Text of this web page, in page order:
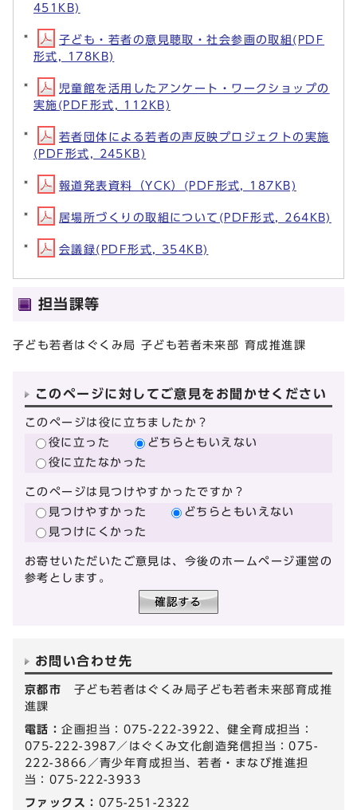
451KB)
子ども・若者の意見聴取・社会参画の取組(PDF
形式, 178KB)
児童館を活用したアンケート・ワークショップの
実施(PDF形式, 112KB)
若者団体による若者の声反映プロジェクトの実施
(PDF形式, 245KB)
報道発表資料（YCK）(PDF形式, 187KB)
居場所づくりの取組について(PDF形式, 264KB)
会議録(PDF形式, 354KB)
担当課等
子ども若者はぐくみ局 子ども若者未来部 育成推進課
このページに対してご意見をお聞かせください
このページは役に立ちましたか？
役に立った
どちらともいえない
役に立たなかった
このページは見つけやすかったですか？
見つけやすかった
どちらともいえない
見つけにくかった
お寄せいただいたご意見は、今後のホームページ運営の
参考とします。
お問い合わせ先
京都市 子ども若者はぐくみ局子ども若者未来部育成推
進課
電話：企画担当：075-222-3922、健全育成担当：
075-222-3987／はぐくみ文化創造発信担当：075-
222-3866／青少年育成担当、若者・まなび推進担
当：075-222-3933
ファックス： 075-251-2322